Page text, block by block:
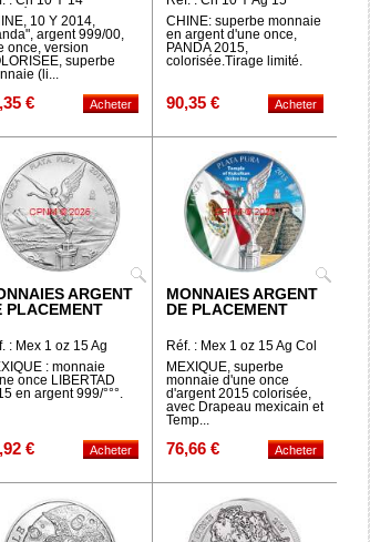
10 Y 2014,
argent 999/00,
once, version
superbe
(li...
€
Panda Col
CHINE: superbe monnaie
en argent d'une once,
PANDA 2015,
colorisée.Tirage limité.
90,35 €
ARGENT
PLACEMENT
: Mex 1 oz 15 Ag
: monnaie
once LIBERTAD
en argent 999/°°°.
€
MONNAIES ARGENT
DE PLACEMENT
Réf. : Mex 1 oz 15 Ag Col
Temp
MEXIQUE, superbe
monnaie d'une once
d'argent 2015 colorisée,
avec Drapeau mexicain et
Temp...
76,66 €